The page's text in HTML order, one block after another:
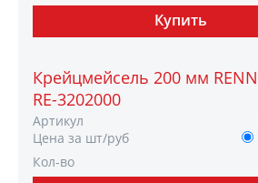
Крейцмейсель 200 мм
RE-3202000
Артикул
Цена за шт/руб
Кол-во